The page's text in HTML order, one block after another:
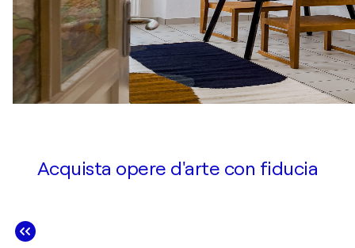
Acquista opere d'arte con fiducia